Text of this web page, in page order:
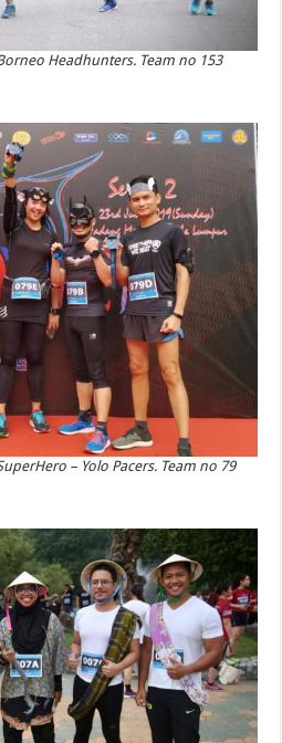
Headhunters. Team no 153
– Yolo Pacers. Team no 79